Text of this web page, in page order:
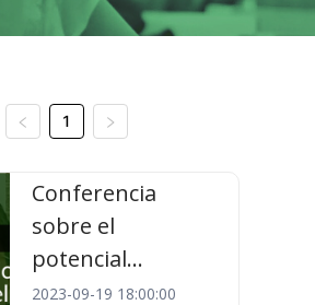
1
Conferencia
sobre el
potencial...
2023-09-19 18:00:00